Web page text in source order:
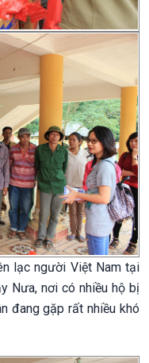
lạc người Việt Nam tại
Nưa, nơi có nhiều hộ bị
đang gặp rất nhiều khó